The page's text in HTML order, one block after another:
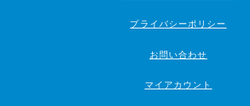
プライバシーポリシー
お問い合わせ
マイアカウント